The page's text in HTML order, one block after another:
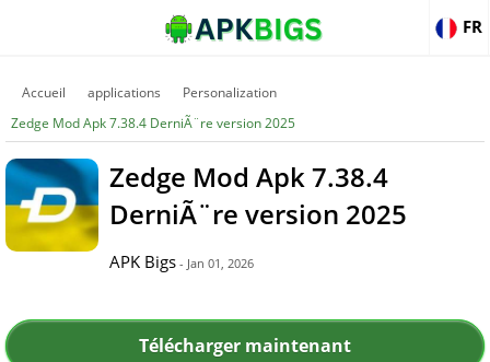
FR
Accueil applications
Personalization
Zedge Mod Apk 7.38.4 DerniÃ¨re version 2025
Zedge Mod Apk 7.38.4
DerniÃ¨re version 2025
APK Bigs - Jan 01, 2026
Télécharger maintenant